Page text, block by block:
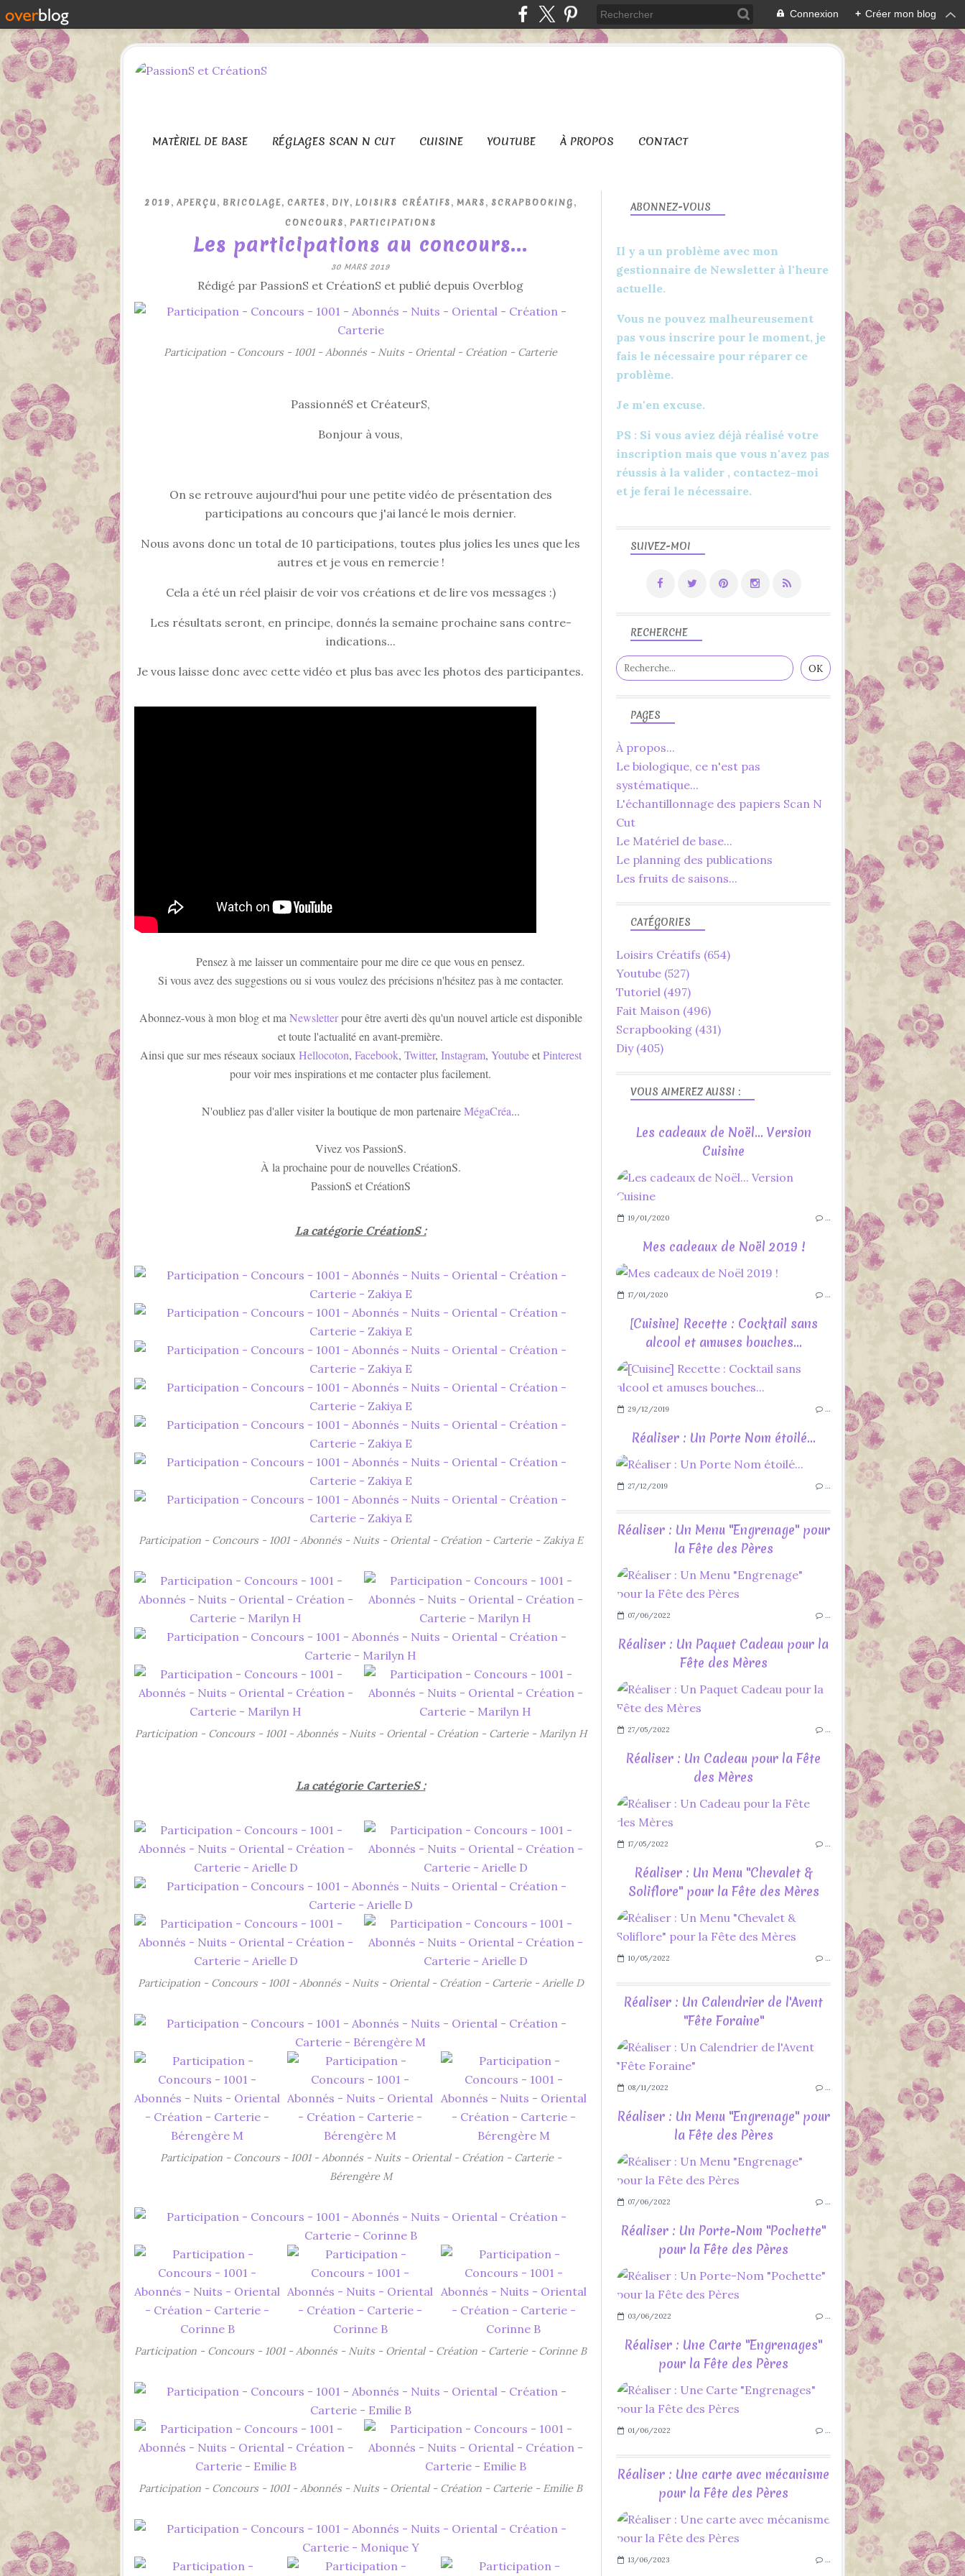
Connexion + Créer mon blog
MATÈRIEL DE BASE RÉGLAGES SCAN N CUT CUISINE YOUTUBE À PROPOS CONTACT
2019, APERÇU, BRICOLAGE, CARTES, DIY, LOISIRS CRÉATIFS, MARS, SCRAPBOOKING,
CONCOURS, PARTICIPATIONS
Les participations au concours...
30 MARS 2019
Rédigé par PassionS et CréationS et publié depuis Overblog
Participation - Concours - 1001 - Abonnés - Nuits - Oriental - Création - Carterie
PassionnéS et CréateurS,
Bonjour à vous,
On se retrouve aujourd'hui pour une petite vidéo de présentation des
participations au concours que j'ai lancé le mois dernier.
Nous avons donc un total de 10 participations, toutes plus jolies les unes que les
autres et je vous en remercie !
Cela a été un réel plaisir de voir vos créations et de lire vos messages :)
Les résultats seront, en principe, donnés la semaine prochaine sans contre-
indications...
Je vous laisse donc avec cette vidéo et plus bas avec les photos des participantes.
Pensez à me laisser un commentaire pour me dire ce que vous en pensez.
Si vous avez des suggestions ou si vous voulez des précisions n'hésitez pas à me contacter.
Abonnez-vous à mon blog et ma Newsletterpour être averti dès qu'un nouvel article est disponible
et toute l'actualité en avant-première.
Ainsi que sur mes réseaux sociaux Hellocoton, Facebook, Twitter, Instagram, YoutubeetPinterest
pour voir mes inspirations et me contacter plus facilement.
N'oubliez pas d'aller visiter la boutique de mon partenaireMégaCréa...
Vivez vos PassionS.
À la prochaine pour de nouvelles CréationS.
PassionS et CréationS
La catégorie CréationS :
Participation - Concours - 1001 - Abonnés - Nuits - Oriental - Création - Carterie - Zakiya E
Participation - Concours - 1001 - Abonnés - Nuits - Oriental - Création - Carterie - Marilyn H
La catégorie CarterieS :
Participation - Concours - 1001 - Abonnés - Nuits - Oriental - Création - Carterie - Arielle D
Participation - Concours - 1001 - Abonnés - Nuits - Oriental - Création - Carterie -
Bérengère M
Participation - Concours - 1001 - Abonnés - Nuits - Oriental - Création - Carterie - Corinne B
Participation - Concours - 1001 - Abonnés - Nuits - Oriental - Création - Carterie - Emilie B
SUIVEZ-MOI
RECHERCHE
VOUS AIMEREZ AUSSI :
Les cadeaux de Noël... Version
Cuisine
19/01/2020 …
Mes cadeaux de Noël 2019 !
17/01/2020 …
[Cuisine] Recette : Cocktail sans
alcool et amuses bouches...
29/12/2019 …
Réaliser : Un Porte Nom étoilé...
27/12/2019 …
Réaliser : Un Menu "Engrenage" pour
la Fête des Pères
07/06/2022 …
Réaliser : Un Paquet Cadeau pour la
Fête des Mères
27/05/2022 …
Réaliser : Un Cadeau pour la Fête
des Mères
17/05/2022 …
Réaliser : Un Menu "Chevalet &
Soliflore" pour la Fête des Mères
10/05/2022 …
Réaliser : Un Calendrier de l'Avent
"Fête Foraine"
08/11/2022 …
Réaliser : Un Menu "Engrenage" pour
la Fête des Pères
07/06/2022 …
Réaliser : Un Porte-Nom "Pochette"
pour la Fête des Pères
03/06/2022 …
Réaliser : Une Carte "Engrenages"
pour la Fête des Pères
01/06/2022 …
Réaliser : Une carte avec mécanisme
pour la Fête des Pères
13/06/2023 …
PAGES
À propos...
Le biologique, ce n'est pas
systématique...
L'échantillonnage des papiers Scan N
Cut
Le Matériel de base...
Le planning des publications
Les fruits de saisons...
CATÉGORIES
Loisirs Créatifs (654)
Youtube (527)
Tutoriel (497)
Fait Maison (496)
Scrapbooking (431)
Diy(405)
ABONNEZ-VOUS
Il y a un problème avec mon
gestionnaire de Newsletter à l'heure
actuelle.
Vous ne pouvez malheureusement
pas vous inscrire pour le moment, je
fais le nécessaire pour réparer ce
problème.
Je m'en excuse.
PS : Si vous aviez déjà réalisé votre
inscription mais que vous n'avez pas
réussis à la valider , contactez-moi
et je ferai le nécessaire.